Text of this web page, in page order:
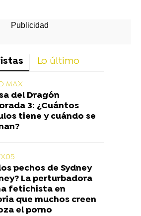
Lo último
MAX
del Dragón
3: ¿Cuántos
tiene y cuándo se
pechos de Sydney
La perturbadora
fetichista en
que muchos creen
el porno